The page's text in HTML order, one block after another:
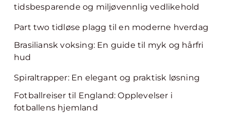
tidsbesparende og miljøvennlig vedlikehold
Part two tidløse plagg til en moderne hverdag
Brasiliansk voksing: En guide til myk og hårfri
hud
Spiraltrapper: En elegant og praktisk løsning
Fotballreiser til England: Opplevelser i
fotballens hjemland